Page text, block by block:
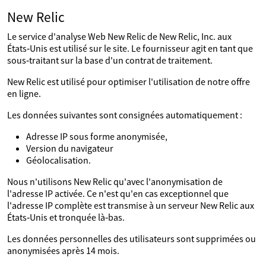
New Relic
Le service d'analyse Web New Relic de New Relic, Inc. aux
États‑Unis est utilisé sur le site. Le fournisseur agit en tant que
sous‑traitant sur la base d'un contrat de traitement.
New Relic est utilisé pour optimiser l'utilisation de notre offre
en ligne.
Les données suivantes sont consignées automatiquement :
Adresse IP sous forme anonymisée,
Version du navigateur
Géolocalisation.
Nous n'utilisons New Relic qu'avec l'anonymisation de
l'adresse IP activée. Ce n'est qu'en cas exceptionnel que
l'adresse IP complète est transmise à un serveur New Relic aux
États‑Unis et tronquée là‑bas.
Les données personnelles des utilisateurs sont supprimées ou
anonymisées après 14 mois.